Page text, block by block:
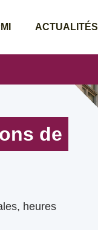
ACTUALITÉS
de
heures